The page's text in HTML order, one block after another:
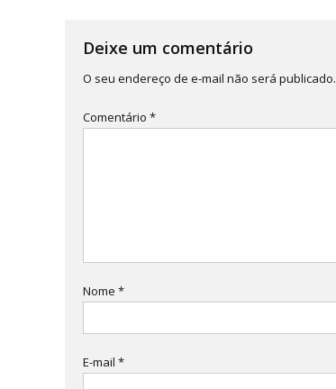
Post
Deixe um comentário
O seu endereço de e-mail não será publicado.
Comentário *
Nome *
E-mail *